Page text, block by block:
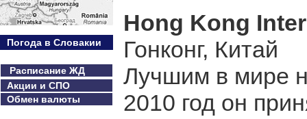
Погода в Словакии
Расписание ЖД
Акции и СПО
Обмен валюты
Hong Kong
Гонконг, Китай
Лучшим в мире
2010 год он